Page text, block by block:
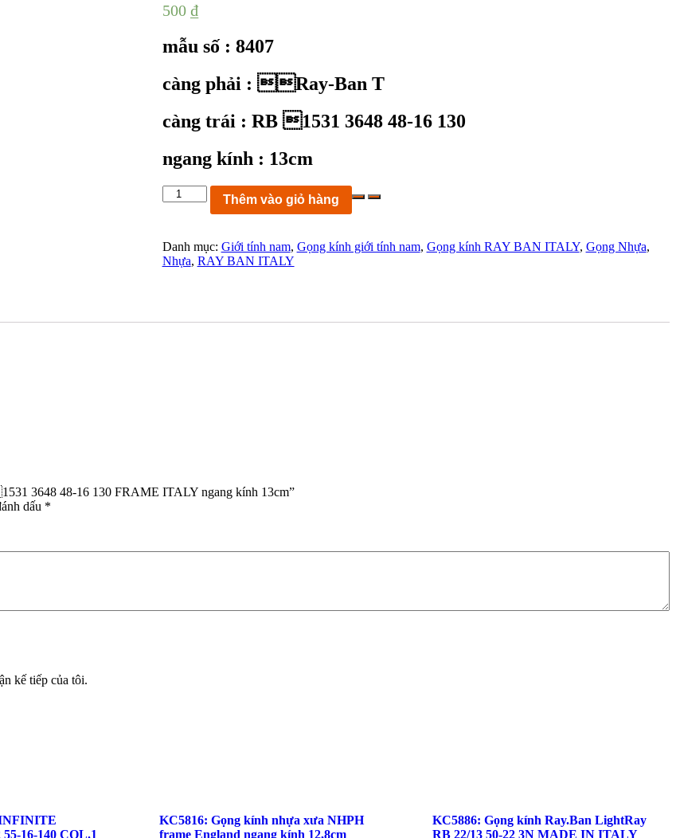
500 ₫
mẫu số : 8407
càng phải : Ray-Ban T
càng trái : RB 1531 3648 48-16 130
ngang kính : 13cm
KC8407
:
Ray-
Ban
3648
Thêm vào giỏ hàng
Danh mục: Giới tính nam, Gọng kính giới tính nam, Gọng kính RAY BAN ITALY, Gọng Nhựa,
Nhựa, RAY BAN ITALY
3648 48-16 130 FRAME ITALY ngang kính 13cm”
dấu *
kế tiếp của tôi.
16-140 COL.1
KC5816: Gọng kính nhựa xưa NHPH
frame England ngang kính 12,8cm
KC5886: Gọng kính Ray.Ban LightRay
RB 22/13 50-22 3N MADE IN ITALY